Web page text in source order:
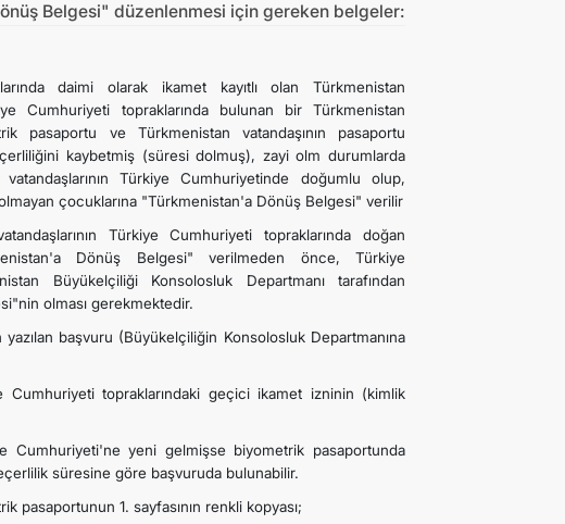
Belgesi" düzenlenmesi için gereken belgeler:
daimi olarak ikamet kayıtlı olan Türkmenistan
Cumhuriyeti topraklarında bulunan bir Türkmenistan
pasaportu ve Türkmenistan vatandaşının pasaportu
kaybetmiş (süresi dolmuş), zayi olm durumlarda
Türkiye Cumhuriyetinde doğumlu olup,
çocuklarına "Türkmenistan'a Dönüş Belgesi" verilir
Türkiye Cumhuriyeti topraklarında doğan
Dönüş Belgesi" verilmeden önce, Türkiye
Büyükelçiliği Konsolosluk Departmanı tarafından
olması gerekmektedir.
yazılan başvuru (Büyükelçiliğin Konsolosluk Departmanına
Cumhuriyeti topraklarındaki geçici ikamet izninin (kimlik
Cumhuriyeti'ne yeni gelmişse biyometrik pasaportunda
süresine göre başvuruda bulunabilir.
pasaportunun 1. sayfasının renkli kopyası;